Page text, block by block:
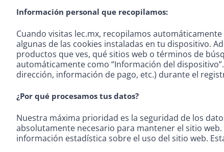
Información personal que recopilamos:
Cuando visitas lec.mx, recopilamos
algunas de las cookies instaladas en tu dispositivo.
productos que ves, qué sitios web o términos de
automáticamente como “Información del
dirección, información de pago, etc.) durante el
¿Por qué procesamos tus datos?
Nuestra máxima prioridad es la seguridad de los
absolutamente necesario para mantener el sitio
información estadística sobre el uso del sitio web.